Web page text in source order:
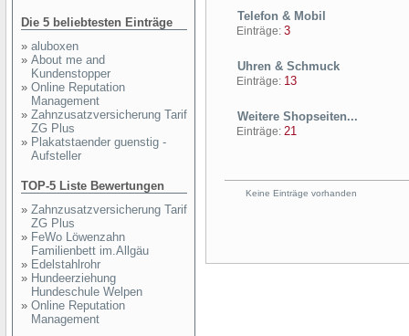
Die 5 beliebtesten Einträge
» aluboxen
» About me and
Kundenstopper
» Online Reputation
Management
» Zahnzusatzversicherung Tarif
ZG Plus
» Plakatstaender guenstig -
Aufsteller
TOP-5 Liste Bewertungen
» Zahnzusatzversicherung Tarif
ZG Plus
» FeWo Löwenzahn
Familienbett im.Allgäu
» Edelstahlrohr
» Hundeerziehung
Hundeschule Welpen
» Online Reputation
Management
Telefon & Mobil
Einträge: 3
Uhren & Schmuck
Einträge: 13
Weitere Shopseiten...
Einträge: 21
Keine Einträge vorhanden